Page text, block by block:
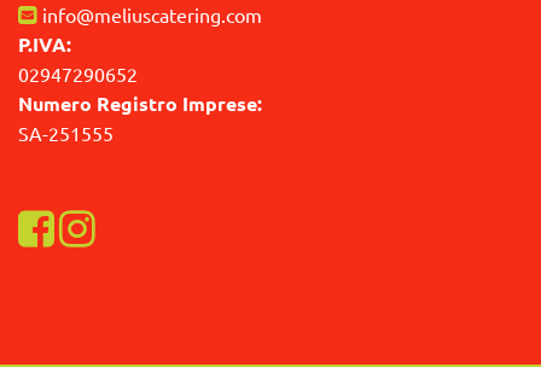
info@meliuscatering.com
P.IVA:
02947290652
Numero Registro Imprese:
SA-251555
Visualizza la nostra pagina Facebook
Visualizza il nostro profilo Instagram